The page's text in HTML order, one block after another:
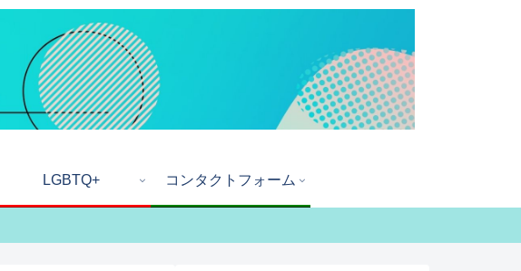
LGBTQ+ コンタクトフォーム